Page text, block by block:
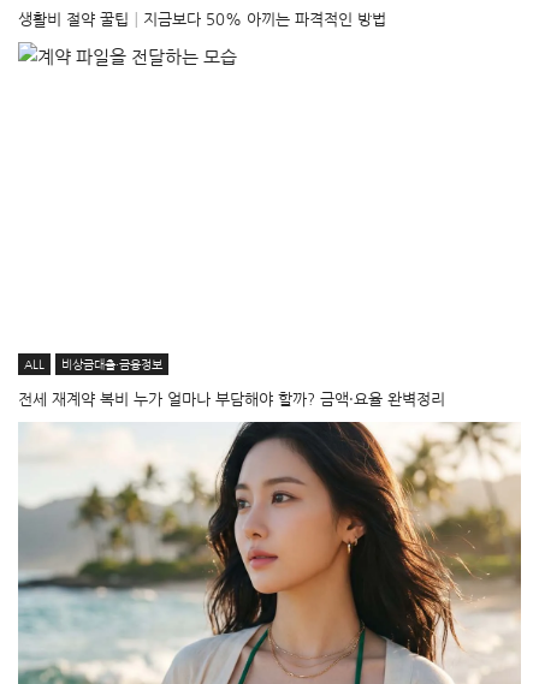
생활비 절약 꿀팁│지금보다 50% 아끼는 파격적인 방법
ALL 비상금대출·금융정보
전세 재계약 복비 누가 얼마나 부담해야 할까? 금액·요율 완벽정리